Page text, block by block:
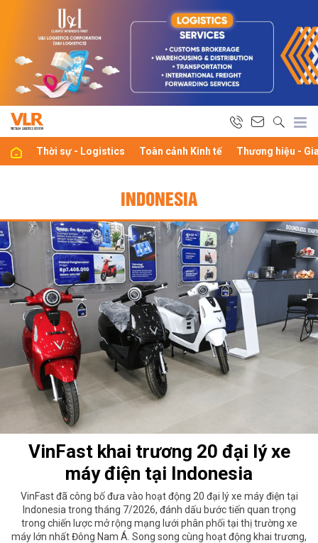
Thời sự - Logistics Toàn cảnh Kinh tế Thương hiệu -
INDONESIA
VinFast khai trương 20 đại lý xe
máy điện tại Indonesia
VinFast đã công bố đưa vào hoạt động 20 đại lý xe máy điện tại
Indonesia trong tháng 7/2026, đánh dấu bước tiến quan trọng
trong chiến lược mở rộng mạng lưới phân phối tại thị trường xe
máy lớn nhất Đông Nam Á. Song song cùng hoạt động khai trương,